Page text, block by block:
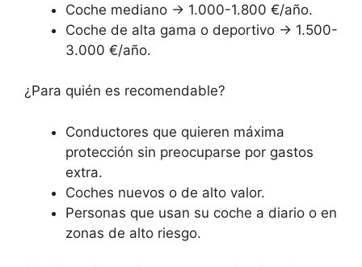
Coche mediano → 1.000-1.800 €/año.
Coche de alta gama o deportivo → 1.500-
3.000 €/año.
¿Para quién es recomendable?
Conductores que quieren máxima
protección sin preocuparse por gastos
extra.
Coches nuevos o de alto valor.
Personas que usan su coche a diario o en
zonas de alto riesgo.